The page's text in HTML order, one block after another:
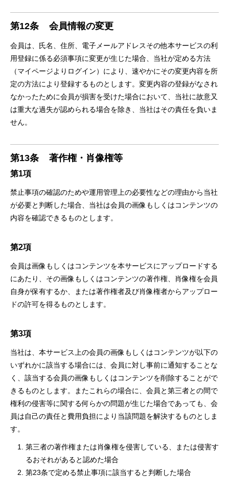
第12条 会員情報の変更
会員は、氏名、住所、電子メールアドレスその他本サービスの利
用登録に係る必須事項に変更が生じた場合、当社が定める方法
（マイページよりログイン）により、速やかにその変更内容を所
定の方法により登録するものとします。変更内容の登録がなされ
なかったために会員が損害を受けた場合において、当社に故意又
は重大な過失が認められる場合を除き、当社はその責任を負いま
せん。
第13条 著作権・肖像権等
第1項
禁止事項の確認のためや運用管理上の必要性などの理由から当社
が必要と判断した場合、当社は会員の画像もしくはコンテンツの
内容を確認できるものとします。
第2項
会員は画像もしくはコンテンツを本サービスにアップロードする
にあたり、その画像もしくはコンテンツの著作権、肖像権を会員
自身が保有するか、または著作権者及び肖像権者からアップロー
ドの許可を得るものとします。
第3項
当社は、本サービス上の会員の画像もしくはコンテンツが以下の
いずれかに該当する場合には、会員に対し事前に通知することな
く、該当する会員の画像もしくはコンテンツを削除することがで
きるものとします。またこれらの場合に、会員と第三者との間で
権利の侵害等に関する何らかの問題が生じた場合であっても、会
員は自己の責任と費用負担により当該問題を解決するものとしま
す。
第三者の著作権または肖像権を侵害している、または侵害す
るおそれがあると認めた場合
第23条で定める禁止事項に該当すると判断した場合